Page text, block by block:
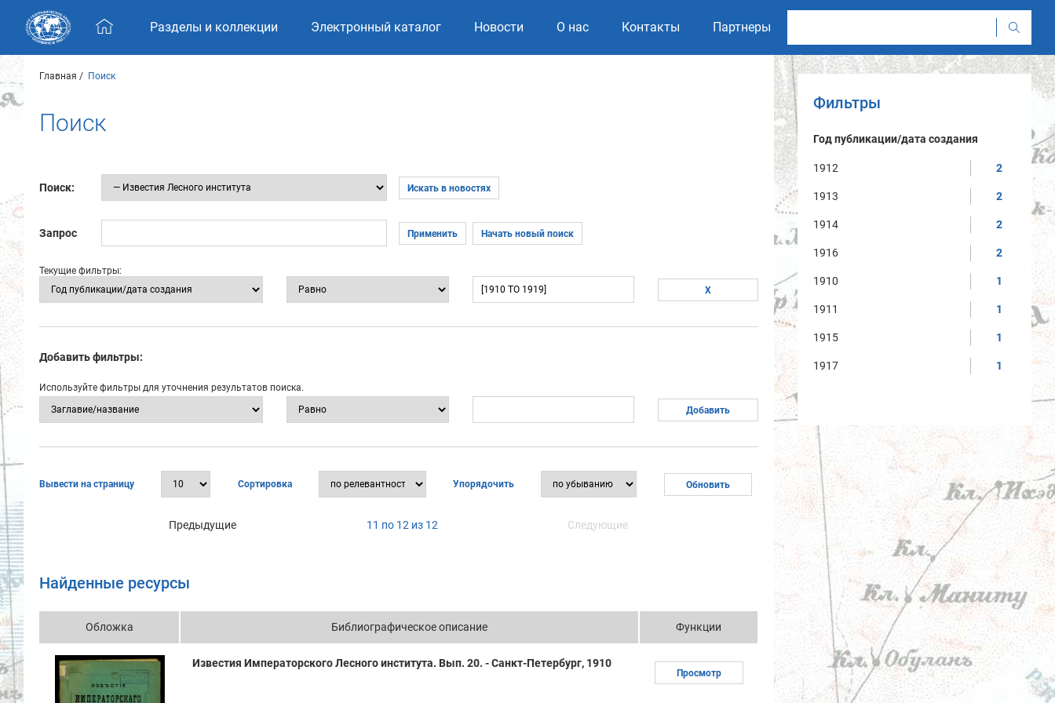
Skip navigation
Разделы и коллекции Электронный каталог Новости О нас Контакты Партнеры
Главная Поиск
Поиск
Поиск: Искать в новостях
Запрос Применить Начать новый поиск
Текущие фильтры:
Добавить фильтры:
Используйте фильтры для уточнения результатов поиска.
Вывести на страницу Сортировка Упорядочить
Предыдущие 11 по 12 из 12 Следующие
Найденные ресурсы
Обложка Библиографическое описание Функции
Известия Императорского Лесного института. Вып. 20. - Санкт-Петербург, 1910
Просмотр
Фильтры
Год публикации/дата создания
1912 2
1913 2
1914 2
1916 2
1910 1
1911 1
1915 1
1917 1